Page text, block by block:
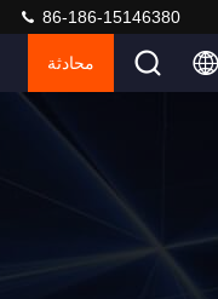
86-186-15146380
محادثة